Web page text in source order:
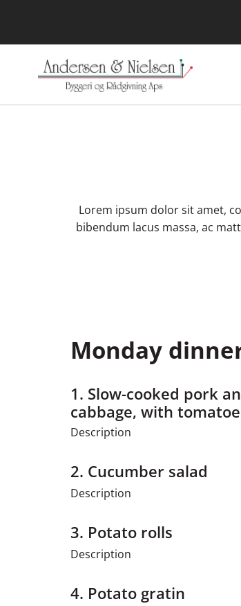
Lorem ipsum dolor sit amet,
bibendum lacus massa, ac
Monday
1. Slow-cooked pork
cabbage, with
Description
2. Cucumber salad
Description
3. Potato rolls
Description
4. Potato gratin